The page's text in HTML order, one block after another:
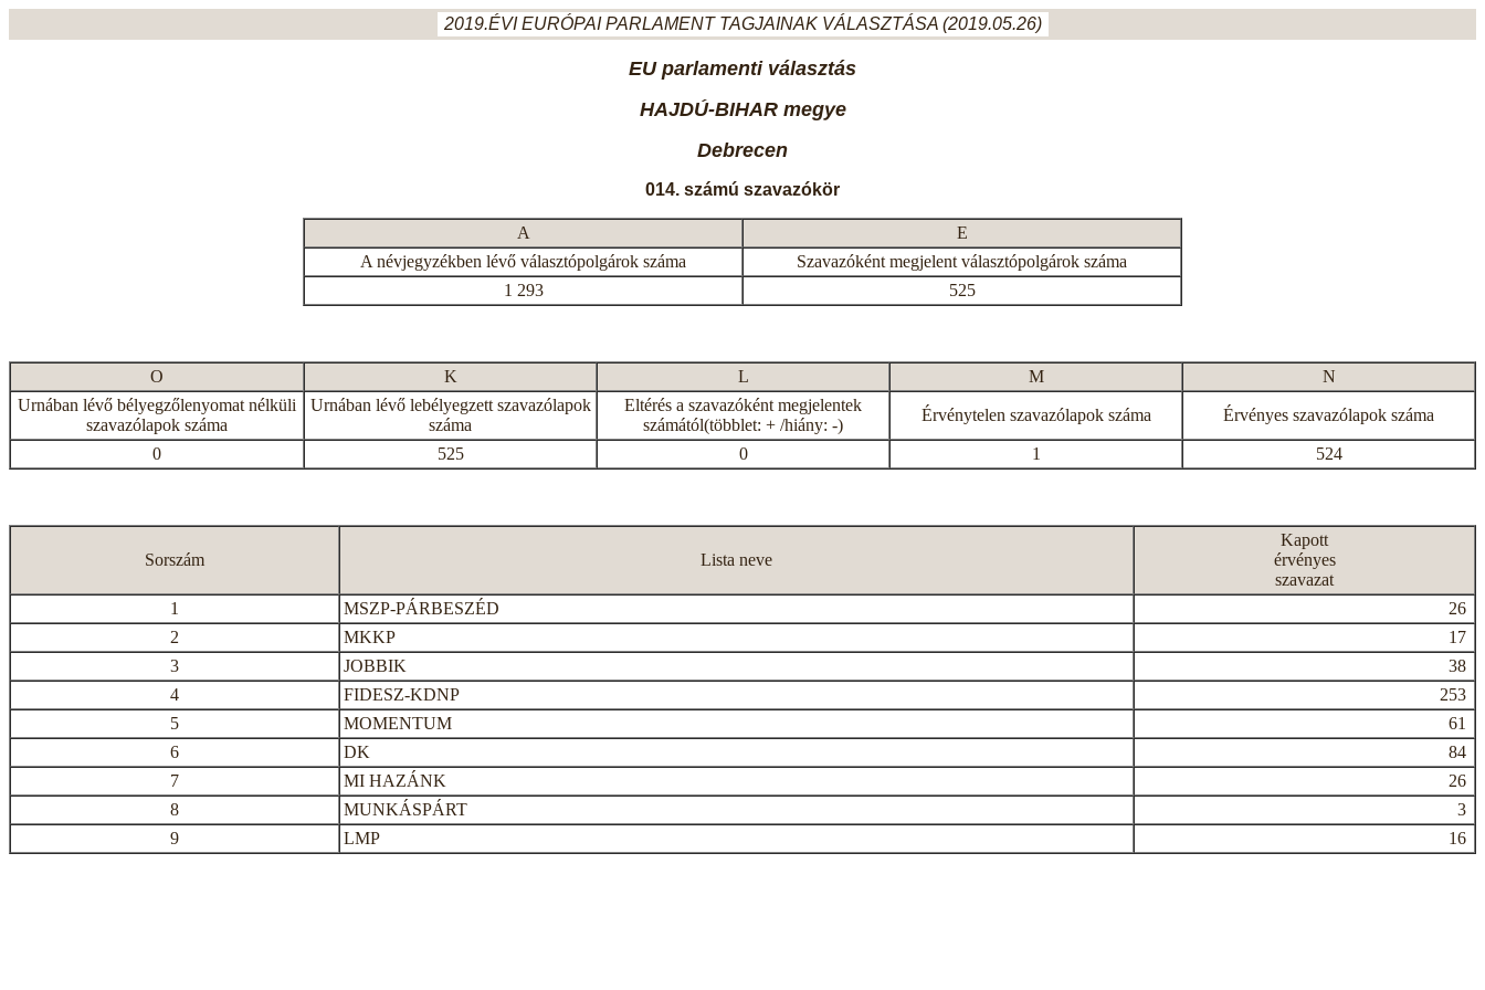
2019.ÉVI EURÓPAI PARLAMENT TAGJAINAK VÁLASZTÁSA (2019.05.26)
EU parlamenti választás
HAJDÚ-BIHAR megye
Debrecen
014. számú szavazókör
A
E
A névjegyzékben lévő választópolgárok száma
Szavazóként megjelent választópolgárok száma
1 293
525
O K L M
N
Urnában lévő bélyegzőlenyomat nélküli
szavazólapok száma
Urnában lévő lebélyegzett szavazólapok
száma
Eltérés a szavazóként megjelentek
számától(többlet: + /hiány: -)
Érvénytelen szavazólapok száma Érvényes szavazólapok száma
0 525 0 1 524
Sorszám Lista neve
Kapott
érvényes
szavazat
1
MSZP-PÁRBESZÉD
26
2
MKKP
17
3
JOBBIK
38
4
FIDESZ-KDNP
253
5
MOMENTUM
61
6
DK
84
7
MI HAZÁNK
26
8
MUNKÁSPÁRT
3
9
LMP 16